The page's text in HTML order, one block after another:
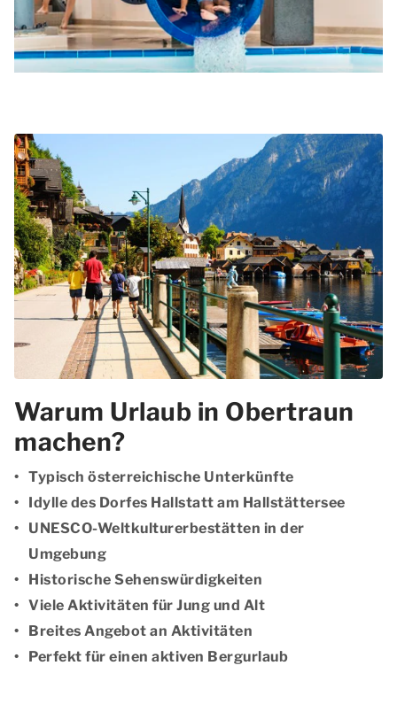
Warum Urlaub in Obertraun
machen?
Typisch österreichische Unterkünfte
Idylle des Dorfes Hallstatt am Hallstättersee
UNESCO-Weltkulturerbestätten in der
Umgebung
Historische Sehenswürdigkeiten
Viele Aktivitäten für Jung und Alt
Breites Angebot an Aktivitäten
Perfekt für einen aktiven Bergurlaub